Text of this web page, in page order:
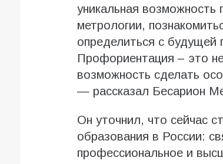
уникальная возможность
метрологии,
определиться с
Профориентация – это
возможность сделать
— рассказал Бесарион
Он уточнил, что сейчас
образования в России:
профессиональное и